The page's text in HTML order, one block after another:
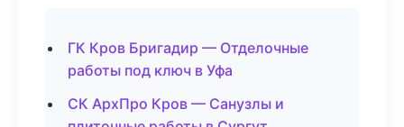
ГК Кров Бригадир — Отделочные
работы под ключ в Уфа
СК АрхПро Кров — Санузлы и